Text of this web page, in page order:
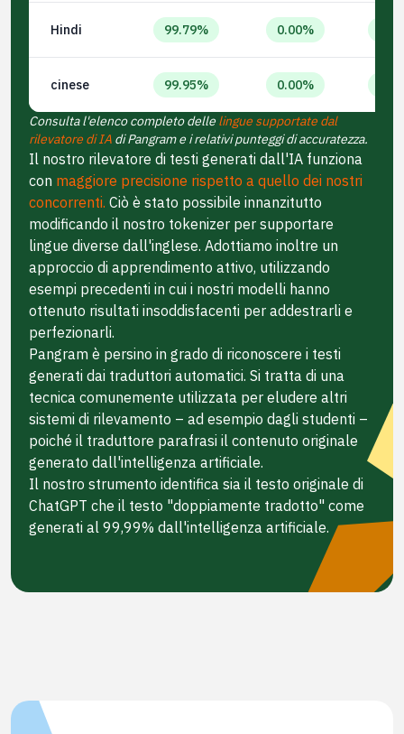
Hindi 99.79% 0.00%
cinese 99.95% 0.00%
Consulta l'elenco completo delle lingue supportate dal
rilevatore di IA di Pangram e i relativi punteggi di accuratezza.
Il nostro rilevatore di testi generati dall'IA funziona
con maggiore precisione rispetto a quello dei nostri
concorrenti. Ciò è stato possibile innanzitutto
modificando il nostro tokenizer per supportare
lingue diverse dall'inglese. Adottiamo inoltre un
approccio di apprendimento attivo, utilizzando
esempi precedenti in cui i nostri modelli hanno
ottenuto risultati insoddisfacenti per addestrarli e
perfezionarli.
Pangram è persino in grado di riconoscere i testi
generati dai traduttori automatici. Si tratta di una
tecnica comunemente utilizzata per eludere altri
sistemi di rilevamento – ad esempio dagli studenti –
poiché il traduttore parafrasi il contenuto originale
generato dall'intelligenza artificiale.
Il nostro strumento identifica sia il testo originale di
ChatGPT che il testo "doppiamente tradotto" come
generati al 99,99% dall'intelligenza artificiale.